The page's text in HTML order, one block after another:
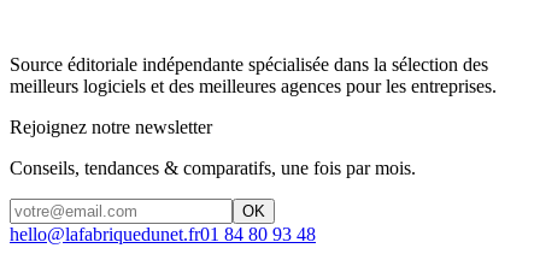
Source éditoriale indépendante spécialisée dans la sélection des
meilleurs logiciels et des meilleures agences pour les entreprises.
Rejoignez notre newsletter
Conseils, tendances & comparatifs, une fois par mois.
OK
hello@lafabriquedunet.fr01 84 80 93 48